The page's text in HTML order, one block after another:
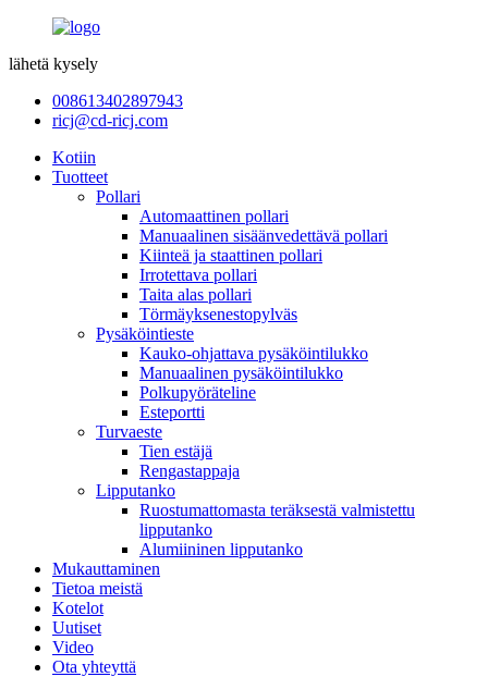
lähetä kysely
008613402897943
ricj@cd-ricj.com
Kotiin
Tuotteet
Pollari
Automaattinen pollari
Manuaalinen sisäänvedettävä pollari
Kiinteä ja staattinen pollari
Irrotettava pollari
Taita alas pollari
Törmäyksenestopylväs
Pysäköintieste
Kauko-ohjattava pysäköintilukko
Manuaalinen pysäköintilukko
Polkupyöräteline
Esteportti
Turvaeste
Tien estäjä
Rengastappaja
Lipputanko
Ruostumattomasta teräksestä valmistettu
lipputanko
Alumiininen lipputanko
Mukauttaminen
Tietoa meistä
Kotelot
Uutiset
Video
Ota yhteyttä